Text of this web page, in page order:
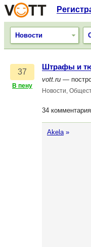
Новости
37
В пену
Штрафы и
vott.ru —
Новости,
34
Akela »